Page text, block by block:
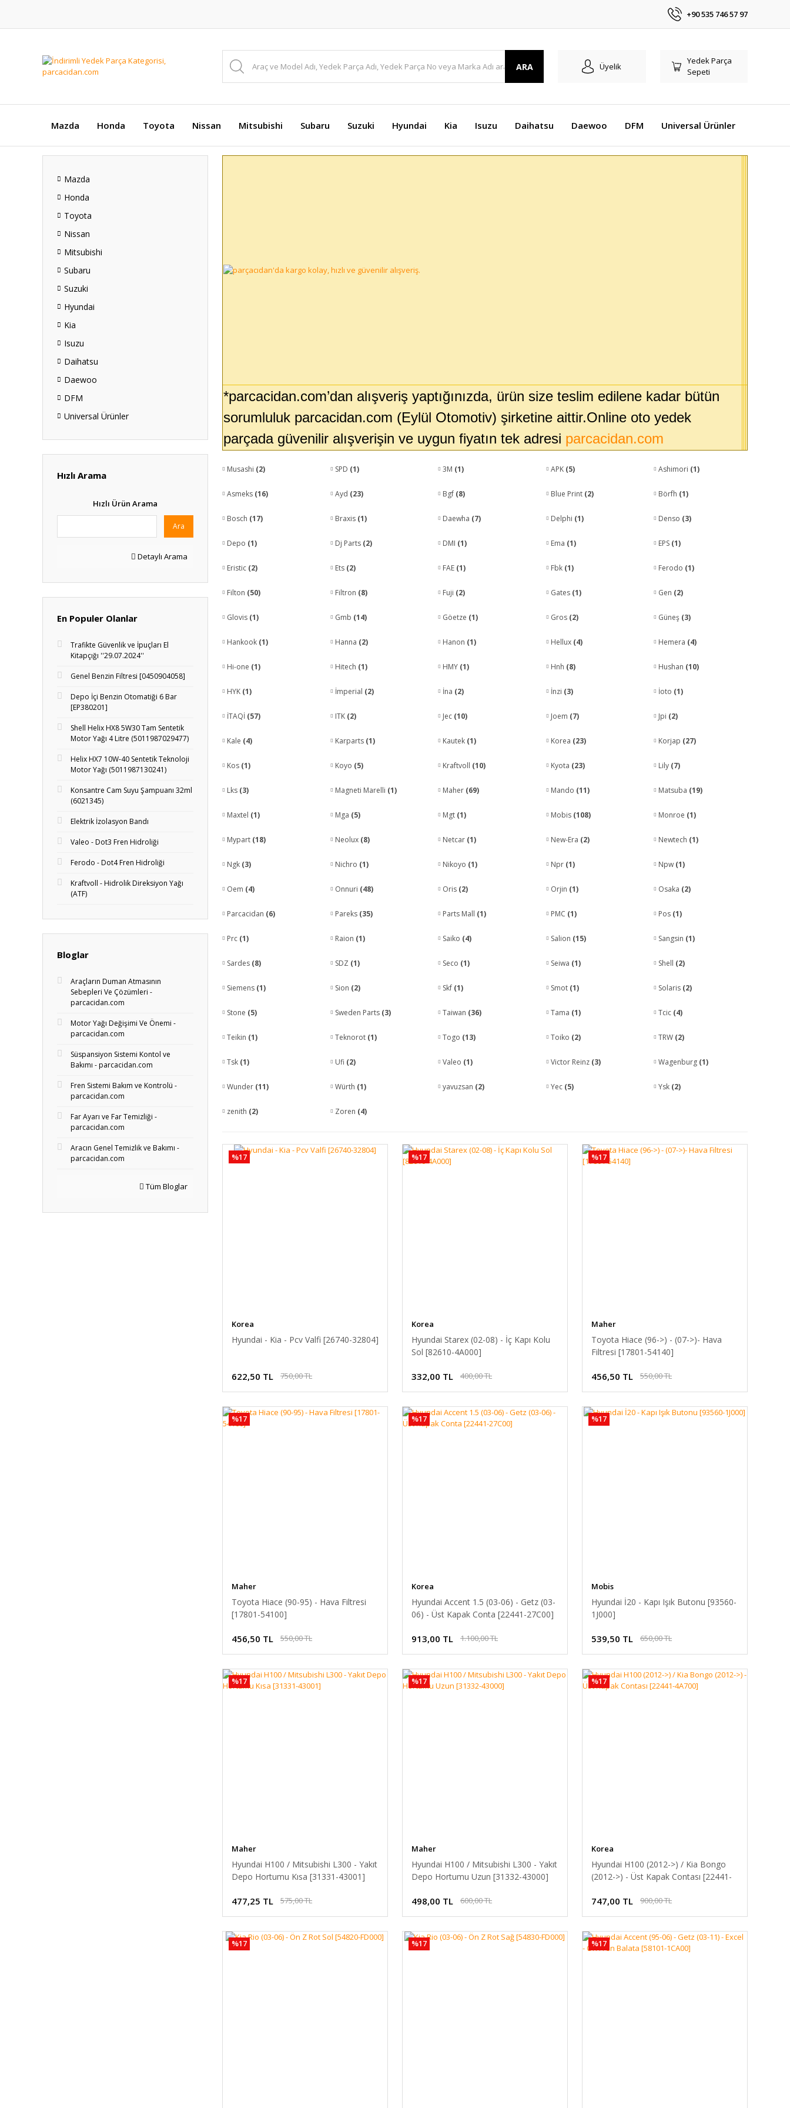
+90 535 746 57 97
ARA Üyelik
Yedek Parça
Sepeti
Mazda Honda Toyota Nissan Mitsubishi Subaru Suzuki Hyundai Kia Isuzu Daihatsu Daewoo DFM Universal Ürünler
Mazda
Honda
Toyota
Nissan
Mitsubishi
Subaru
Suzuki
Hyundai
Kia
Isuzu
Daihatsu
Daewoo
DFM
Universal Ürünler
Hızlı Arama
Hızlı Ürün Arama
Ara
Detaylı Arama
En Populer Olanlar
Trafikte Güvenlik ve İpuçları El
Kitapçığı ''29.07.2024''
Genel Benzin Filtresi [0450904058]
Depo İçi Benzin Otomatiği 6 Bar
[EP380201]
Shell Helix HX8 5W30 Tam Sentetik
Motor Yağı 4 Litre (5011987029477)
Helix HX7 10W-40 Sentetik Teknoloji
Motor Yağı (5011987130241)
Konsantre Cam Suyu Şampuanı 32ml
(6021345)
Elektrik İzolasyon Bandı
Valeo - Dot3 Fren Hidroliği
Ferodo - Dot4 Fren Hidroliği
Kraftvoll - Hidrolik Direksiyon Yağı
(ATF)
Bloglar
Araçların Duman Atmasının
Sebepleri Ve Çözümleri -
parcacidan.com
Motor Yağı Değişimi Ve Önemi -
parcacidan.com
Süspansiyon Sistemi Kontol ve
Bakımı - parcacidan.com
Fren Sistemi Bakım ve Kontrolü -
parcacidan.com
Far Ayarı ve Far Temizliği -
parcacidan.com
Aracın Genel Temizlik ve Bakımı -
parcacidan.com
Tüm Bloglar
*parcacidan.com’dan alışveriş yaptığınızda, ürün size teslim edilene kadar bütün
sorumluluk parcacidan.com (Eylül Otomotiv) şirketine aittir.Online oto yedek
parçada güvenilir alışverişin ve uygun fiyatın tek adresi parcacidan.com
Musashi (2) SPD (1) 3M (1) APK (5) Ashimori (1)
Asmeks (16) Ayd (23) Bgf (8) Blue Print (2) Börfh (1)
Bosch (17) Braxis (1) Daewha (7) Delphi (1) Denso (3)
Depo (1) Dj Parts (2) DMI (1) Ema (1) EPS (1)
Eristic (2) Ets (2) FAE (1) Fbk (1) Ferodo (1)
Filton (50) Filtron (8) Fuji (2) Gates (1) Gen (2)
Glovis (1) Gmb (14) Göetze (1) Gros (2) Güneş (3)
Hankook (1) Hanna (2) Hanon (1) Hellux (4) Hemera (4)
Hi-one (1) Hitech (1) HMY (1) Hnh (8) Hushan (10)
HYK (1) İmperial (2) İna (2) İnzi (3) İoto (1)
İTAQİ (57) ITK (2) Jec (10) Joem (7) Jpi (2)
Kale (4) Karparts (1) Kautek (1) Korea (23) Korjap (27)
Kos (1) Koyo (5) Kraftvoll (10) Kyota (23) Lily (7)
Lks (3) Magneti Marelli (1) Maher (69) Mando (11) Matsuba (19)
Maxtel (1) Mga (5) Mgt (1) Mobis (108) Monroe (1)
Mypart (18) Neolux (8) Netcar (1) New-Era (2) Newtech (1)
Ngk (3) Nichro (1) Nikoyo (1) Npr (1) Npw (1)
Oem (4) Onnuri (48) Oris (2) Orjin (1) Osaka (2)
Parcacidan (6) Pareks (35) Parts Mall (1) PMC (1) Pos (1)
Prc (1) Raion (1) Saiko (4) Salion (15) Sangsin (1)
Sardes (8) SDZ (1) Seco (1) Seiwa (1) Shell (2)
Siemens (1) Sion (2) Skf (1) Smot (1) Solaris (2)
Stone (5) Sweden Parts (3) Taiwan (36) Tama (1) Tcic (4)
Teikin (1) Teknorot (1) Togo (13) Toiko (2) TRW (2)
Tsk (1) Ufi (2) Valeo (1) Victor Reinz (3) Wagenburg (1)
Wunder (11) Würth (1) yavuzsan (2) Yec (5) Ysk (2)
zenith (2) Zoren (4)
%17
Korea
Hyundai - Kia - Pcv Valfi [26740-32804]
622,50 TL 750,00 TL
%17
Korea
Hyundai Starex (02-08) - İç Kapı Kolu
Sol [82610-4A000]
332,00 TL 400,00 TL
%17
Maher
Toyota Hiace (96->) - (07->)- Hava
Filtresi [17801-54140]
456,50 TL 550,00 TL
%17
Maher
Toyota Hiace (90-95) - Hava Filtresi
[17801-54100]
456,50 TL 550,00 TL
%17
Korea
Hyundai Accent 1.5 (03-06) - Getz (03-
06) - Üst Kapak Conta [22441-27C00]
913,00 TL 1.100,00 TL
%17
Mobis
Hyundai İ20 - Kapı Işık Butonu [93560-
1J000]
539,50 TL 650,00 TL
%17
Maher
Hyundai H100 / Mitsubishi L300 - Yakıt
Depo Hortumu Kısa [31331-43001]
477,25 TL 575,00 TL
%17
Maher
Hyundai H100 / Mitsubishi L300 - Yakıt
Depo Hortumu Uzun [31332-43000]
498,00 TL 600,00 TL
%17
Korea
Hyundai H100 (2012->) / Kia Bongo
(2012->) - Üst Kapak Contası [22441-
747,00 TL 900,00 TL
%17 %17 %17